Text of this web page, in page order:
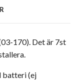
170). Det är 7st
batteri (ej